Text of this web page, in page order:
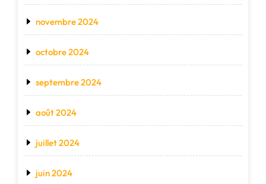
novembre 2024
octobre 2024
septembre 2024
août 2024
juillet 2024
juin 2024